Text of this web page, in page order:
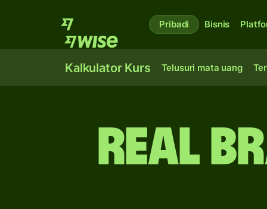
Pribadi Bisnis
Kalkulator Kurs Telusuri mata uang
real